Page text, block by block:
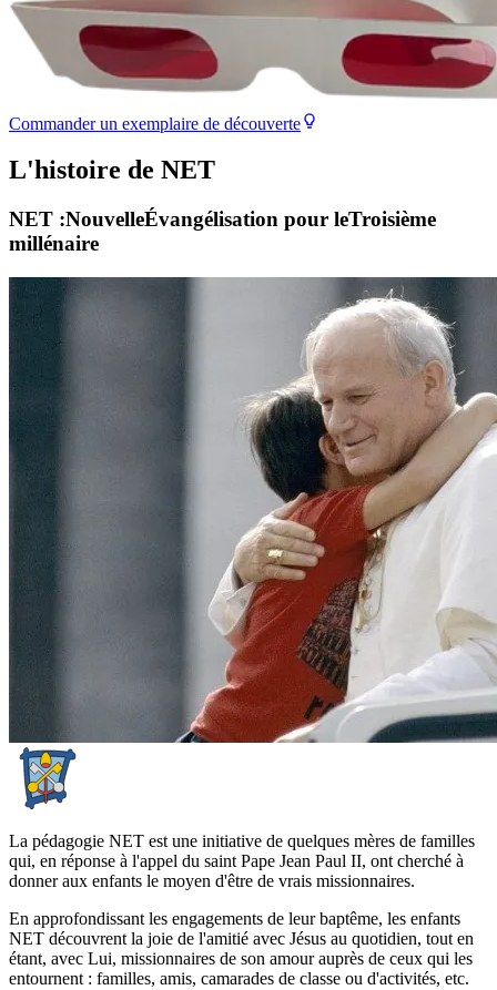
Commander un exemplaire de découverte
L'histoire de NET
NET :NouvelleÉvangélisation pour leTroisième
millénaire
La pédagogie NET est une initiative de quelques mères de familles
qui, en réponse à l'appel du saint Pape Jean Paul II, ont cherché à
donner aux enfants le moyen d'être de vrais missionnaires.
En approfondissant les engagements de leur baptême, les enfants
NET découvrent la joie de l'amitié avec Jésus au quotidien, tout en
étant, avec Lui, missionnaires de son amour auprès de ceux qui les
entournent : familles, amis, camarades de classe ou d'activités, etc.